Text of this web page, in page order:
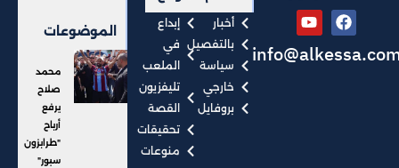
أخبار
بالتفصيل
سياسة
خارجي
بروفايل
إبداع
في
الملعب
تليفزيون
القصة
تحقيقات
منوعات
الموضوعات
محمد
صلاح
يرفع
أرباح
"طرابزون
سبور"